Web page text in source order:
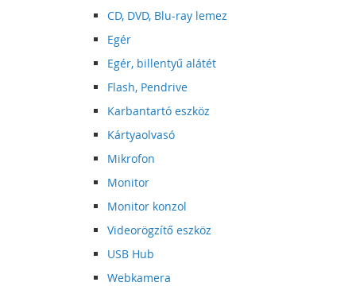
CD, DVD, Blu-ray lemez
Egér
Egér, billentyű alátét
Flash, Pendrive
Karbantartó eszköz
Kártyaolvasó
Mikrofon
Monitor
Monitor konzol
Videorögzítő eszköz
USB Hub
Webkamera